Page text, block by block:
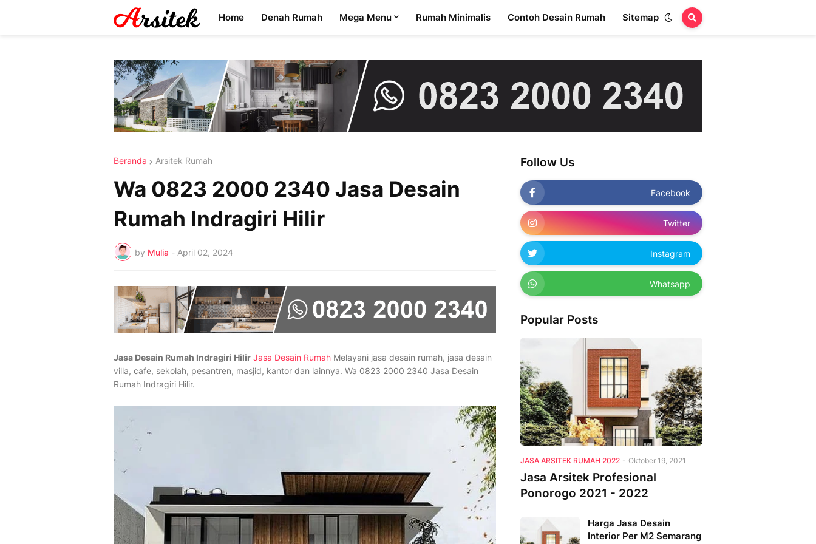
Home Denah Rumah Mega Menu Rumah Minimalis Contoh Desain Rumah Sitemap
Beranda Arsitek Rumah
Wa 0823 2000 2340 Jasa Desain
Rumah Indragiri Hilir
by Mulia - April 02, 2024
Jasa Desain Rumah Indragiri Hilir Jasa Desain Rumah Melayani jasa desain rumah, jasa desain
villa, cafe, sekolah, pesantren, masjid, kantor dan lainnya. Wa 0823 2000 2340 Jasa Desain
Rumah Indragiri Hilir.
Follow Us
Facebook
Twitter
Instagram
Whatsapp
Popular Posts
JASA ARSITEK RUMAH 2022 - Oktober 19, 2021
Jasa Arsitek Profesional
Ponorogo 2021 - 2022
Harga Jasa Desain
Interior Per M2 Semarang